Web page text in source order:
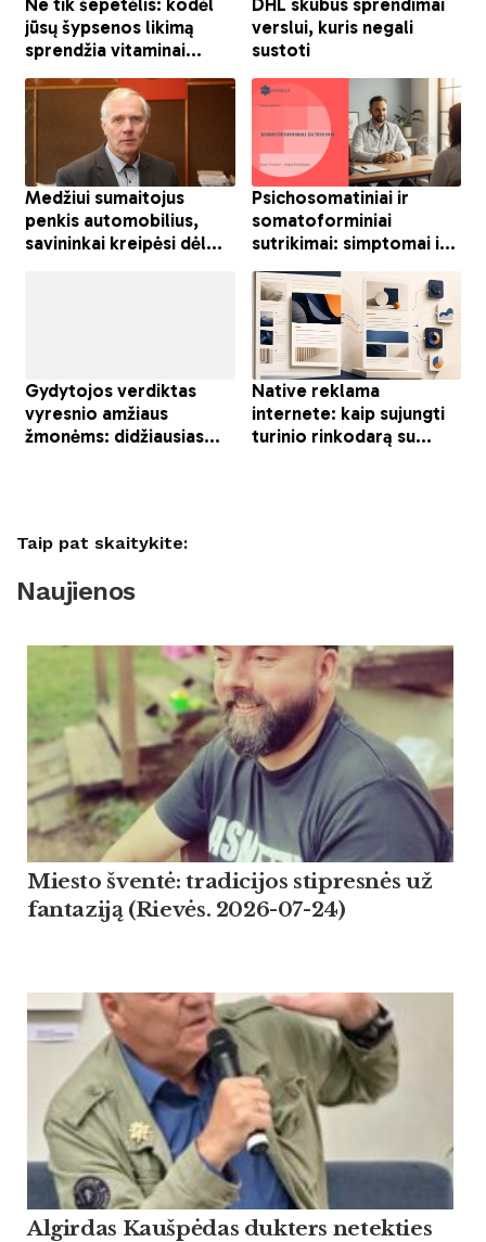
Taip pat skaitykite:
Naujienos
Miesto šventė: tradicijos stipresnės už
fantaziją (Rievės. 2026-07-24)
Algirdas Kaušpėdas dukters netekties